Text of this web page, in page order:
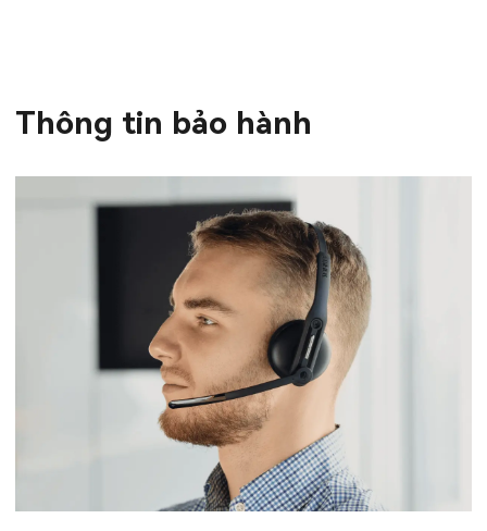
Thông tin bảo hành